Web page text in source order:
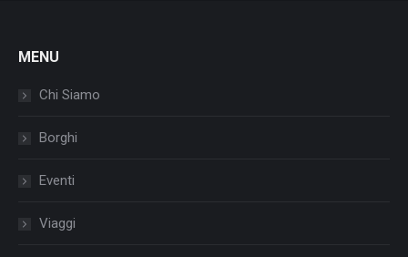
MENU
Chi Siamo
Borghi
Eventi
Viaggi